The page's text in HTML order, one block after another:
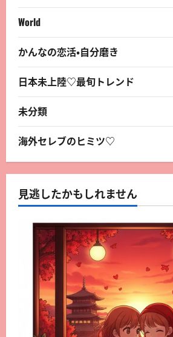
World
かんなの恋活・自分磨き
日本未上陸♡最旬トレンド
未分類
海外セレブのヒミツ♡
見逃したかもしれません